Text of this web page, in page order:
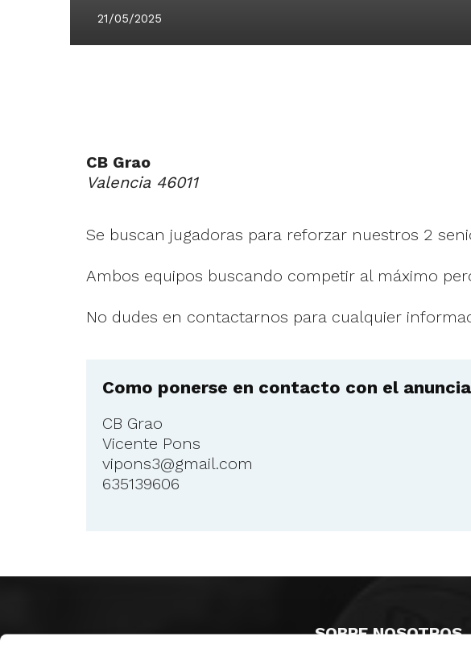
21/05/2025
CB Grao
Valencia 46011
Se buscan jugadoras para reforzar nuestros 2
Ambos equipos buscando competir al máximo
No dudes en contactarnos para cualquier
Como ponerse en contacto con el
CB Grao
Vicente Pons
vipons3@gmail.com
635139606
SOBRE NOSOTROS